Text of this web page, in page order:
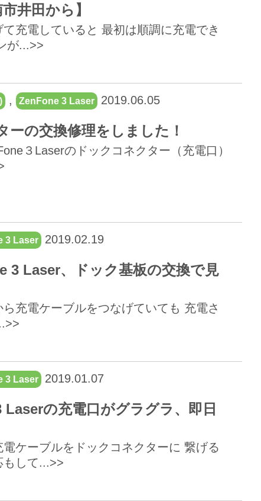
井田から】
充電していると 最初は順調に充電でき
が...>>
, ZenFone 3 Laser 2019.06.05
の交換修理をしました！
３Laserのドックコネクター（充電口）
3 Laser 2019.02.19
3 Laser、ドック基板の交換で見
充電ケーブルをつなげていても 充電さ
3 Laser 2019.01.07
Laserの充電口がグラグラ、即日
ケーブルをドックコネクターに 繋げる
もして...>>